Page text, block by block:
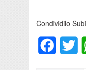
Condividilo